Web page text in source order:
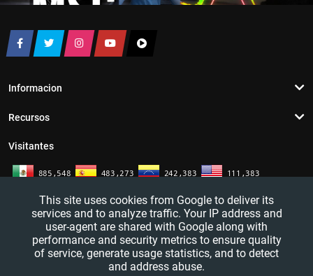
Informacion
Recursos
Visitantes
This site uses cookies from Google to deliver its
services and to analyze traffic. Your IP address and
user-agent are shared with Google along with
performance and security metrics to ensure quality
of service, generate usage statistics, and to detect
and address abuse.